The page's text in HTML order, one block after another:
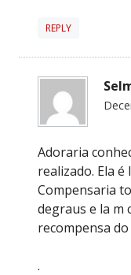
REPLY
Adoraria
realizado. Ela
Compensaria
degraus e la m
recompensa
.